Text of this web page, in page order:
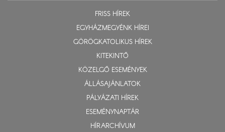
FRISS HÍREK
EGYHÁZMEGYÉNK HÍREI
GÖRÖGKATOLIKUS HÍREK
KITEKINTŐ
KÖZELGŐ ESEMÉNYEK
ÁLLÁSAJÁNLATOK
PÁLYÁZATI HÍREK
ESEMÉNYNAPTÁR
HÍRARCHÍVUM